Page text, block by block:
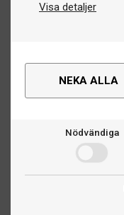
Visa detaljer
NEKA ALLA
Nödvändiga